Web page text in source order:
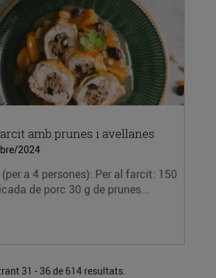
amb prunes i avellanes
2024
a 4 persones): Per al farcit: 150
de porc 30 g de prunes...
31 - 36 de 614 resultats.